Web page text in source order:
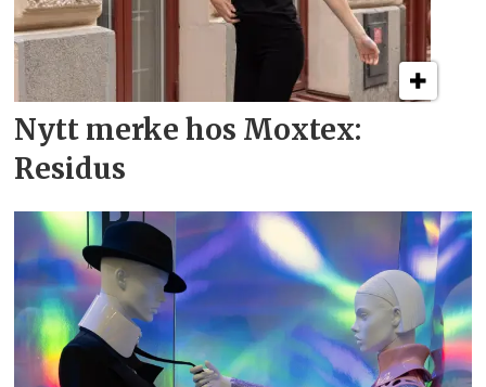
Nytt merke hos Moxtex:
Residus